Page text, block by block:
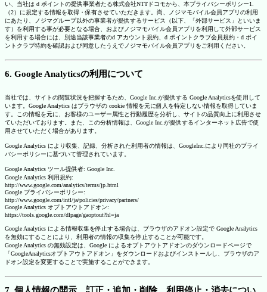
い、当社は d ポイントの提供事業者たる株式会社NTTドコモから、本プライバシーポリシー1.
（2）に規定する情報を取得・保有させていただきます。尚、ノジマモバイル会員アプリの利用
にあたり、ノジマグループ以外の事業者が提供するサービス（以下、「外部サービス」といいま
す）を利用する事が必要となる場合、およびノジマモバイル会員アプリを利用して外部サービス
を利用する場合には、別途当該事業者のd アカウント規約、d ポイントクラブ会員規約・d ポイ
ントクラブ特約を確認および同意したうえでノジマモバイル会員アプリをご利用ください。
6. Google Analyticsの利用について
当社では、サイトの閲覧状況を把握するため、Google Inc.が提供する Google Analyticsを使用して
います。Google Analytics はブラウザの cookie 情報を元に個人を特定しない情報を取得していま
す。この情報を元に、お客様のユーザー属性と行動履歴を分析し、サイトの品質向上に利用させ
ていただいております。また、この分析情報は、Google Inc.が提供するインターネット広告で使
用させていただく場合があります。
Google Analytics により収集、記録、分析された利用者の情報は、GoogleInc.により同社のプライ
バシーポリシーに基づいて管理されています。
Google Analytics ツール提供者: Google Inc.
Google Analytics 利用規約:
http://www.google.com/analytics/terms/jp.html
Google プライバシーポリシー:
http://www.google.com/intl/ja/policies/privacy/partners/
Google Analytics オプトアウトアドオン:
https://tools.google.com/dlpage/gaoptout?hl=ja
Google Analytics による情報収集を停止する場合は、ブラウザのアドオン設定で Google Analytics
を無効にすることにより、利用者の情報の収集を停止することが可能です。
Google Analytics の無効設定は、Google によるオプトアウトアドオンのダウンロードページで
「GoogleAnalyticsオプトアウトアドオン」をダウンロードおよびインストールし、ブラウザのア
ドオン設定を変更することで実施することができます。
7. 個人情報の開示、訂正・追加・削除、利用停止・消去につい